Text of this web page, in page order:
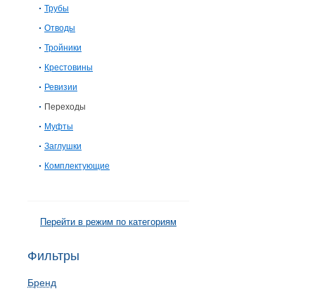
Трубы
Отводы
Тройники
Крестовины
Ревизии
Переходы
Муфты
Заглушки
Комплектующие
Перейти в режим по категориям
Фильтры
Бренд